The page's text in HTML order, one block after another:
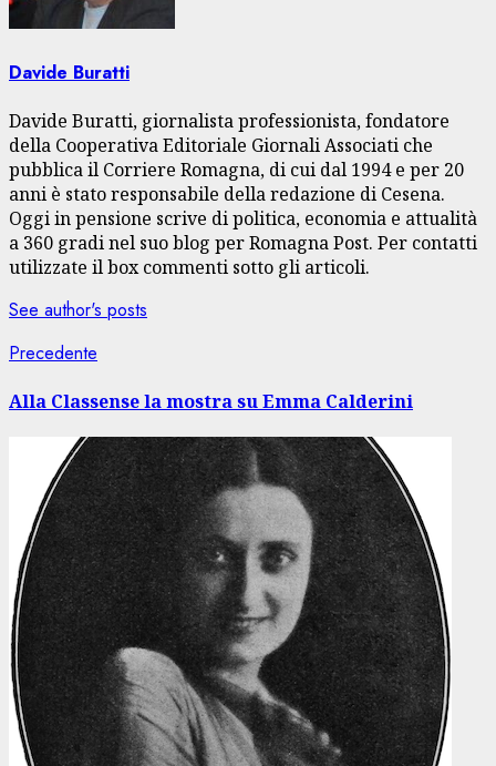
Davide Buratti
Davide Buratti, giornalista professionista, fondatore
della Cooperativa Editoriale Giornali Associati che
pubblica il Corriere Romagna, di cui dal 1994 e per 20
anni è stato responsabile della redazione di Cesena.
Oggi in pensione scrive di politica, economia e attualità
a 360 gradi nel suo blog per Romagna Post. Per contatti
utilizzate il box commenti sotto gli articoli.
See author's posts
Navigazione
articolo
Precedente
Alla Classense la mostra su Emma Calderini